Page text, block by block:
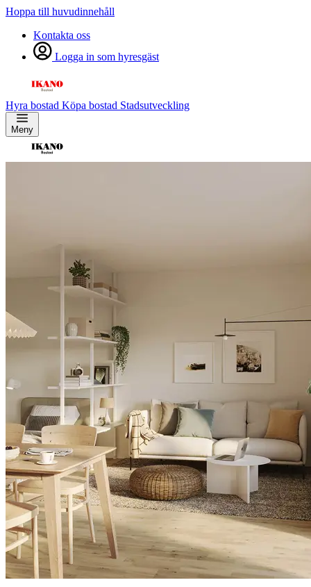
Hoppa till huvudinnehåll
Kontakta oss
Logga in som hyresgäst
Hyra bostad Köpa bostad Stadsutveckling
Meny